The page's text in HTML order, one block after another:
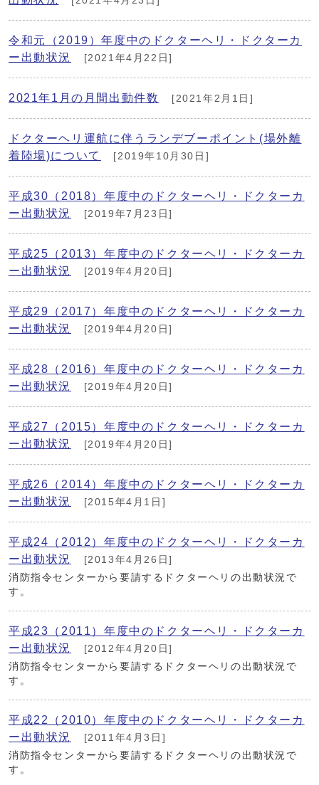
令和元（2019）年度中のドクターヘリ・ドクターカ
ー出動状況
[2021年4月22日]
2021年1月の月間出動件数 [2021年2月1日]
ドクターヘリ運航に伴うランデブーポイント(場外離
着陸場)について
[2019年10月30日]
平成30（2018）年度中のドクターヘリ・ドクターカ
ー出動状況
[2019年7月23日]
平成25（2013）年度中のドクターヘリ・ドクターカ
ー出動状況
[2019年4月20日]
平成29（2017）年度中のドクターヘリ・ドクターカ
ー出動状況
[2019年4月20日]
平成28（2016）年度中のドクターヘリ・ドクターカ
ー出動状況
[2019年4月20日]
平成27（2015）年度中のドクターヘリ・ドクターカ
ー出動状況
[2019年4月20日]
平成26（2014）年度中のドクターヘリ・ドクターカ
ー出動状況
[2015年4月1日]
平成24（2012）年度中のドクターヘリ・ドクターカ
ー出動状況
[2013年4月26日]
消防指令センターから要請するドクターヘリの出動状況で
す。
平成23（2011）年度中のドクターヘリ・ドクターカ
ー出動状況
[2012年4月20日]
消防指令センターから要請するドクターヘリの出動状況で
す。
平成22（2010）年度中のドクターヘリ・ドクターカ
ー出動状況
[2011年4月3日]
消防指令センターから要請するドクターヘリの出動状況で
す。